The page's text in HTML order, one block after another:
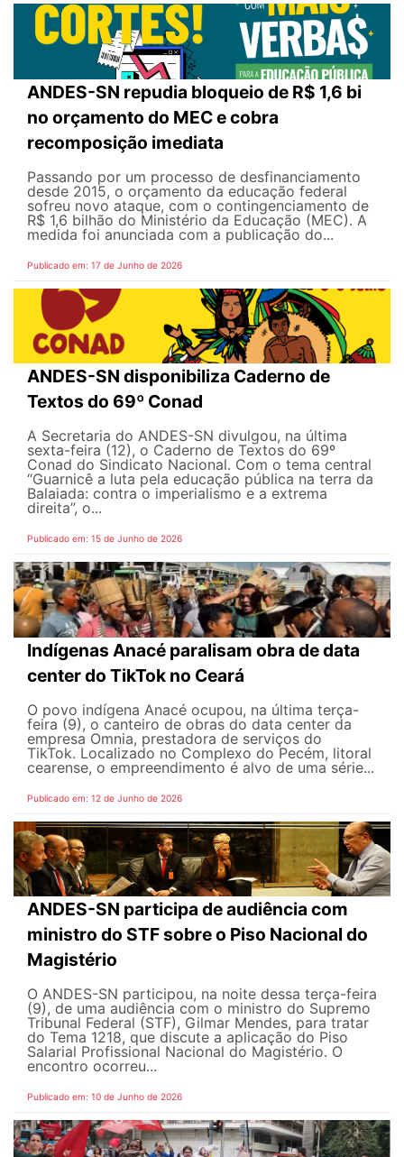
ANDES-SN repudia bloqueio de R$ 1,6 bi
no orçamento do MEC e cobra
recomposição imediata
Passando por um processo de desfinanciamento
desde 2015, o orçamento da educação federal
sofreu novo ataque, com o contingenciamento de
R$ 1,6 bilhão do Ministério da Educação (MEC). A
medida foi anunciada com a publicação do...
Publicado em: 17 de Junho de 2026
ANDES-SN disponibiliza Caderno de
Textos do 69º Conad
A Secretaria do ANDES-SN divulgou, na última
sexta-feira (12), o Caderno de Textos do 69º
Conad do Sindicato Nacional. Com o tema central
“Guarnicê a luta pela educação pública na terra da
Balaiada: contra o imperialismo e a extrema
direita”, o...
Publicado em: 15 de Junho de 2026
Indígenas Anacé paralisam obra de data
center do TikTok no Ceará
O povo indígena Anacé ocupou, na última terça-
feira (9), o canteiro de obras do data center da
empresa Omnia, prestadora de serviços do
TikTok. Localizado no Complexo do Pecém, litoral
cearense, o empreendimento é alvo de uma série...
Publicado em: 12 de Junho de 2026
ANDES-SN participa de audiência com
ministro do STF sobre o Piso Nacional do
Magistério
O ANDES-SN participou, na noite dessa terça-feira
(9), de uma audiência com o ministro do Supremo
Tribunal Federal (STF), Gilmar Mendes, para tratar
do Tema 1218, que discute a aplicação do Piso
Salarial Profissional Nacional do Magistério. O
encontro ocorreu...
Publicado em: 10 de Junho de 2026